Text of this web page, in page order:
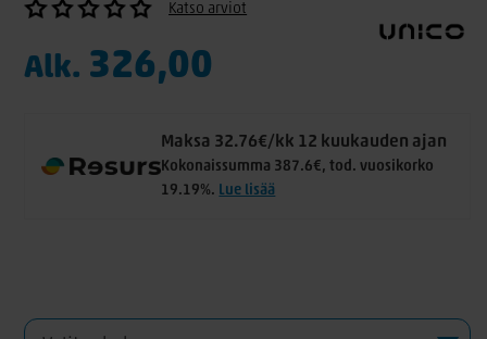
Katso arviot
Alk. 326,00
Maksa 32.76€/kk 12 kuukauden ajan
Kokonaissumma 387.6€, tod. vuosikorko
19.19%. Lue lisää